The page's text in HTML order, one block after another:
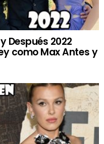
Después 2022
como Max Antes y